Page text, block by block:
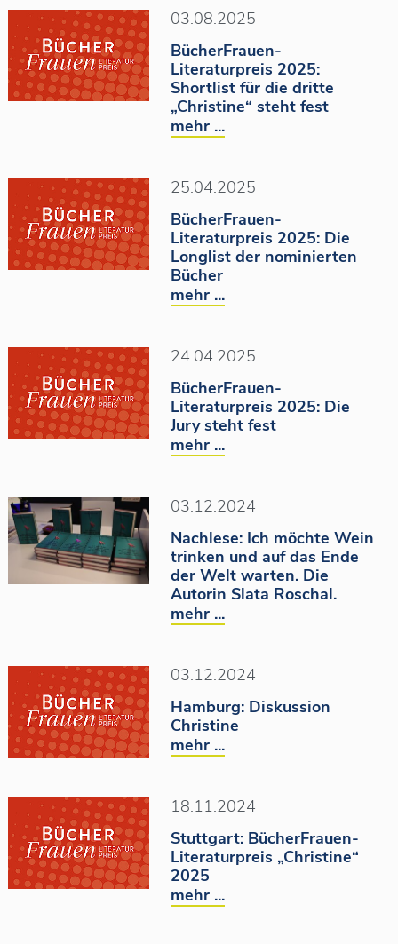
03.08.2025
BücherFrauen-
Literaturpreis 2025:
Shortlist für die dritte
„Christine“ steht fest
mehr ...
25.04.2025
BücherFrauen-
Literaturpreis 2025: Die
Longlist der nominierten
Bücher
mehr ...
24.04.2025
BücherFrauen-
Literaturpreis 2025: Die
Jury steht fest
mehr ...
03.12.2024
Nachlese: Ich möchte Wein
trinken und auf das Ende
der Welt warten. Die
Autorin Slata Roschal.
mehr ...
03.12.2024
Hamburg: Diskussion
Christine
mehr ...
18.11.2024
Stuttgart: BücherFrauen-
Literaturpreis „Christine“
2025
mehr ...